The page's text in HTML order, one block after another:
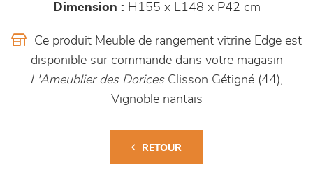
Dimension : H155 x L148 x P42 cm
Ce produit Meuble de rangement vitrine Edge est
disponible sur commande dans votre magasin
L'Ameublier des DoricesClisson Gétigné (44),
Vignoble nantais
RETOUR